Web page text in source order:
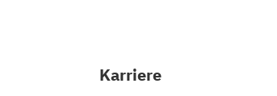
Karriere